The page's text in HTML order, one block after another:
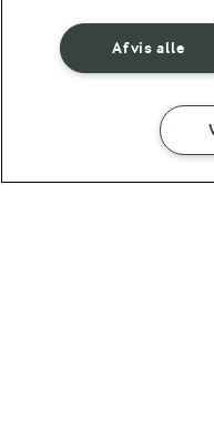
Andre gode
SÅDAN GØR
Afvis alle